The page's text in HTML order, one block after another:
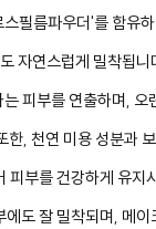
필름파우더'를 함유하
자연스럽게 밀착됩니
피부를 연출하며, 오
한, 천연 미용 성분과
피부를 건강하게 유지
에도 잘 밀착되며, 메이